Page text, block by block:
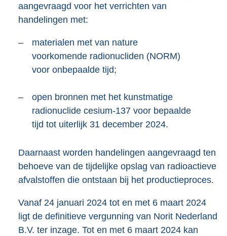
aangevraagd voor het verrichten van
handelingen met:
–
materialen met van nature
voorkomende radionucliden (NORM)
voor onbepaalde tijd;
–
open bronnen met het kunstmatige
radionuclide cesium-137 voor bepaalde
tijd tot uiterlijk 31 december 2024.
Daarnaast worden handelingen aangevraagd ten
behoeve van de tijdelijke opslag van radioactieve
afvalstoffen die ontstaan bij het productieproces.
Vanaf 24 januari 2024 tot en met 6 maart 2024
ligt de definitieve vergunning van Norit Nederland
B.V. ter inzage. Tot en met 6 maart 2024 kan